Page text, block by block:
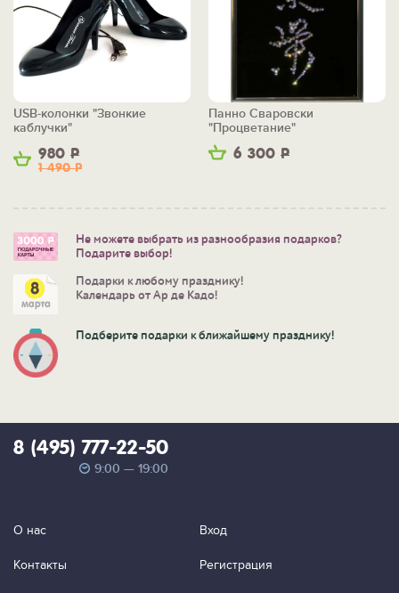
980 Р
1 490Р
USB-колонки "Звонкие
каблучки"
6 300 Р
Панно Сваровски
"Процветание"
Не можете выбрать из разнообразия подарков?
Подарите выбор!
Подарки к любому празднику!
Календарь от Ар де Кадо!
Подберите подарки к ближайшему празднику!
8 (495) 777-22-50
9:00 — 19:00
О нас
Контакты
Вход
Регистрация